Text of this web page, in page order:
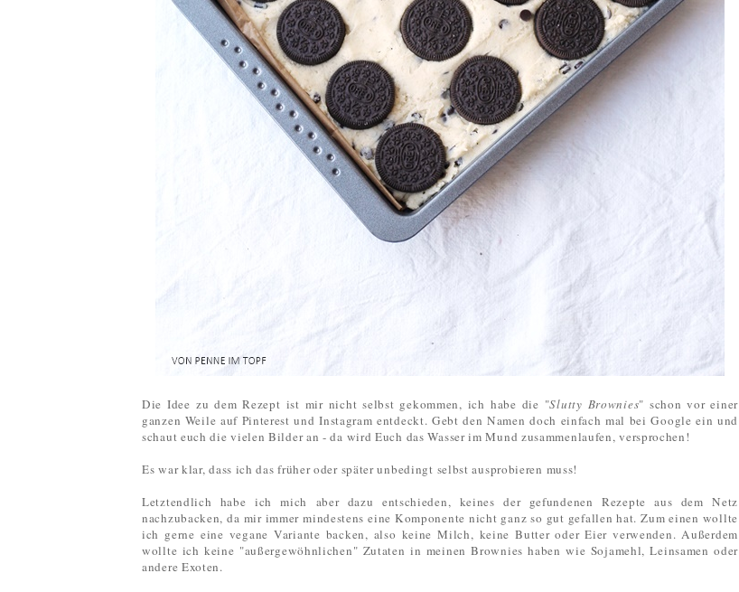
Die Idee zu dem Rezept ist mir nicht selbst gekommen, ich habe die "Slutty Brownies" schon vor einer
ganzen Weile auf Pinterest und Instagram entdeckt. Gebt den Namen doch einfach mal bei Google ein und
schaut euch die vielen Bilder an - da wird Euch das Wasser im Mund zusammenlaufen, versprochen!
Es war klar, dass ich das früher oder später unbedingt selbst ausprobieren muss!
Letztendlich habe ich mich aber dazu entschieden, keines der gefundenen Rezepte aus dem Netz
nachzubacken, da mir immer mindestens eine Komponente nicht ganz so gut gefallen hat. Zum einen wollte
ich gerne eine vegane Variante backen, also keine Milch, keine Butter oder Eier verwenden. Außerdem
wollte ich keine "außergewöhnlichen" Zutaten in meinen Brownies haben wie Sojamehl, Leinsamen oder
andere Exoten.